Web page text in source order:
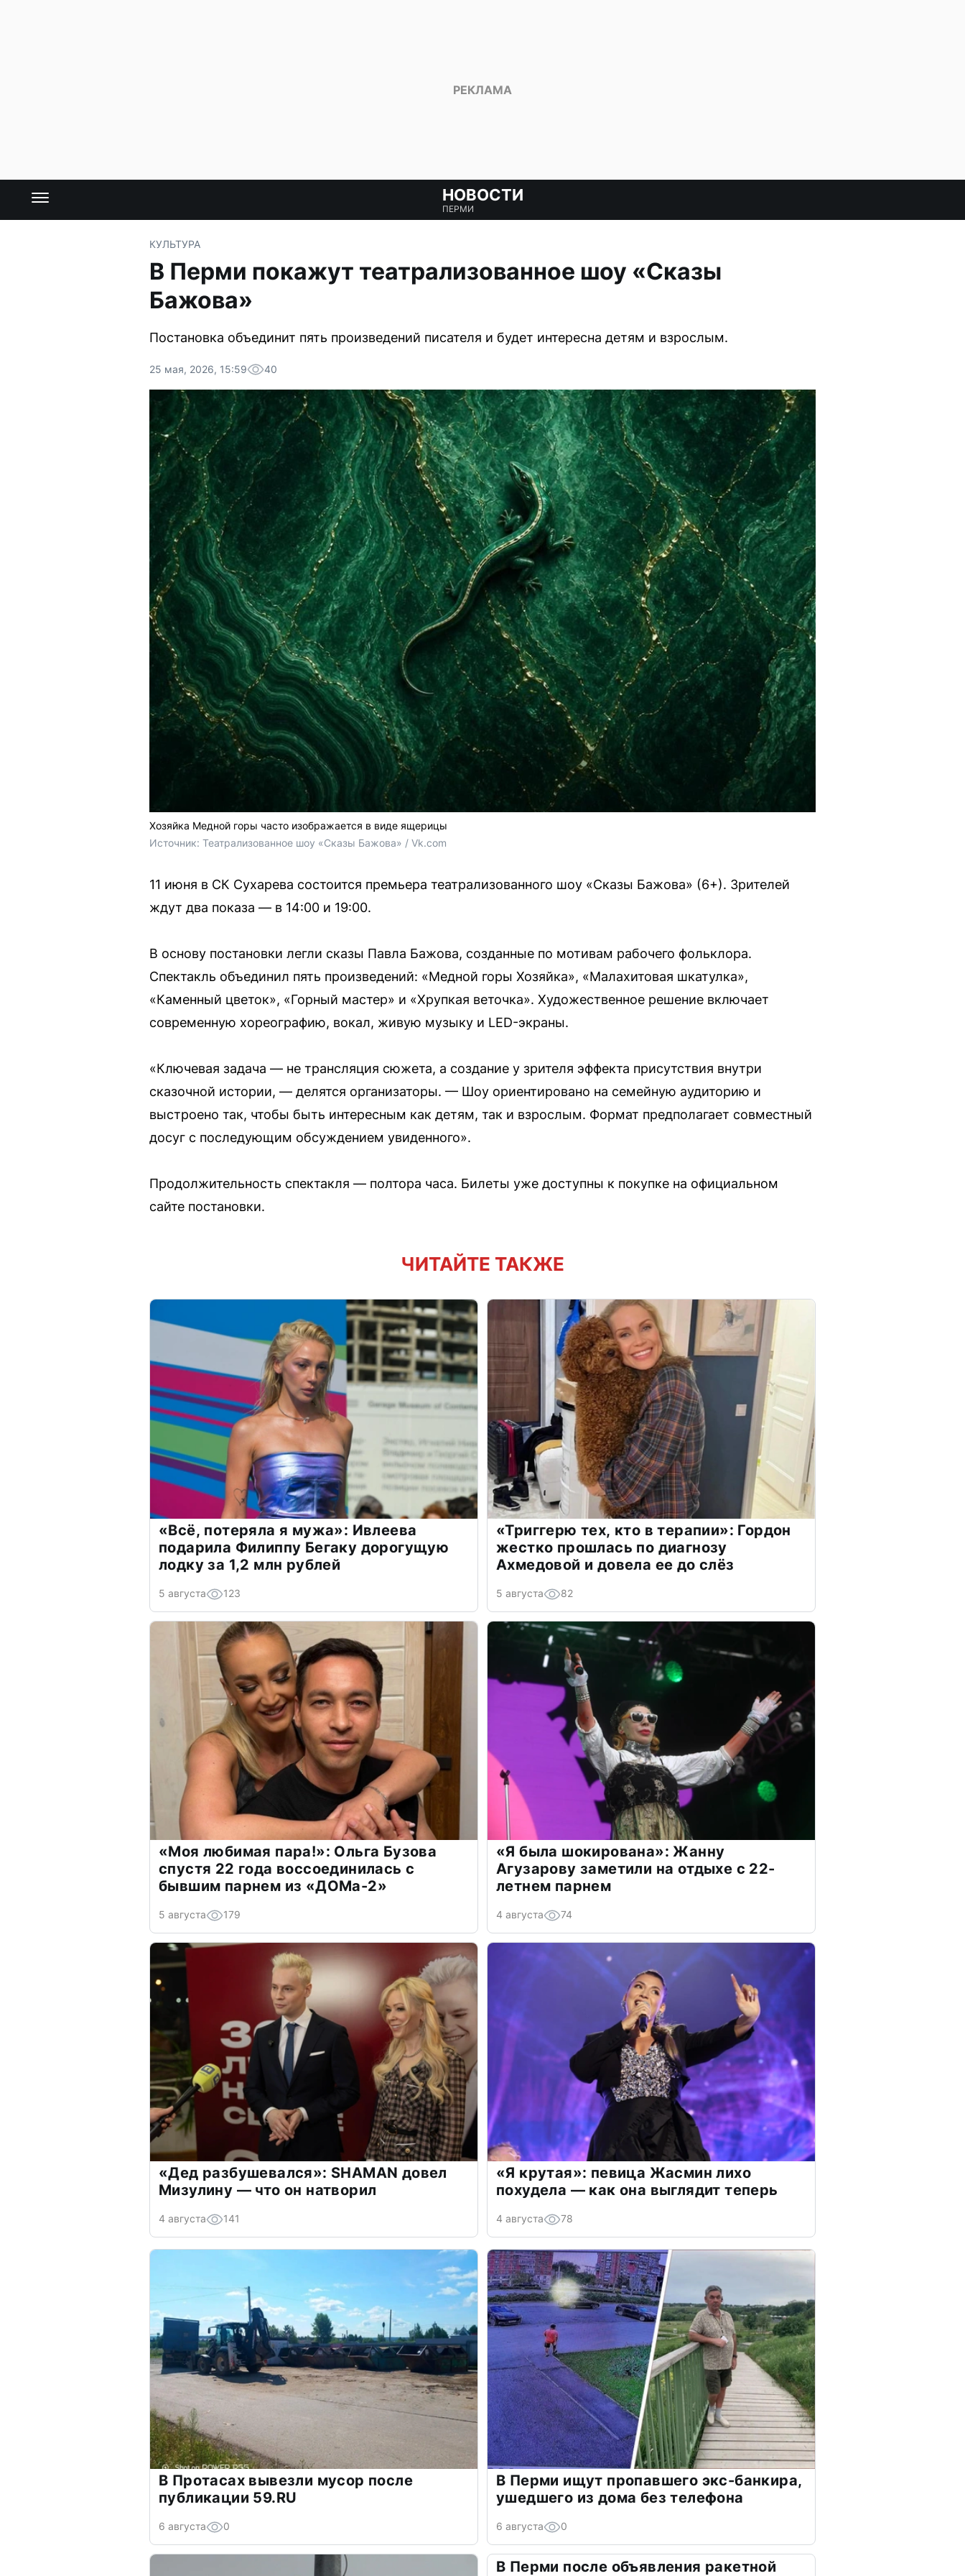
НОВОСТИ
ПЕРМИ
КУЛЬТУРА
В Перми покажут театрализованное шоу «Сказы
Бажова»
Постановка объединит пять произведений писателя и будет интересна детям и взрослым.
25 мая, 2026, 15:59 40
Хозяйка Медной горы часто изображается в виде ящерицы
Источник: Театрализованное шоу «Сказы Бажова» / Vk.com
11 июня в СК Сухарева состоится премьера театрализованного шоу «Сказы Бажова» (6+). Зрителей
ждут два показа — в 14:00 и 19:00.
В основу постановки легли сказы Павла Бажова, созданные по мотивам рабочего фольклора.
Спектакль объединил пять произведений: «Медной горы Хозяйка», «Малахитовая шкатулка»,
«Каменный цветок», «Горный мастер» и «Хрупкая веточка». Художественное решение включает
современную хореографию, вокал, живую музыку и LED-экраны.
«Ключевая задача — не трансляция сюжета, а создание у зрителя эффекта присутствия внутри
сказочной истории, — делятся организаторы. — Шоу ориентировано на семейную аудиторию и
выстроено так, чтобы быть интересным как детям, так и взрослым. Формат предполагает совместный
досуг с последующим обсуждением увиденного».
Продолжительность спектакля — полтора часа. Билеты уже доступны к покупке на официальном
сайте постановки.
ЧИТАЙТЕ ТАКЖЕ
«Всё, потеряла я мужа»: Ивлеева
подарила Филиппу Бегаку дорогущую
лодку за 1,2 млн рублей
5 августа 123
«Триггерю тех, кто в терапии»: Гордон
жестко прошлась по диагнозу
Ахмедовой и довела ее до слёз
5 августа 82
«Моя любимая пара!»: Ольга Бузова
спустя 22 года воссоединилась с
бывшим парнем из «ДОМа-2»
5 августа 179
«Я была шокирована»: Жанну
Агузарову заметили на отдыхе с 22-
летнем парнем
4 августа 74
«Дед разбушевался»: SHAMAN довел
Мизулину — что он натворил
4 августа 141
«Я крутая»: певица Жасмин лихо
похудела — как она выглядит теперь
4 августа 78
В Протасах вывезли мусор после
публикации 59.RU
6 августа 0
В Перми ищут пропавшего экс-банкира,
ушедшего из дома без телефона
6 августа 0
В Перми после объявления ракетной